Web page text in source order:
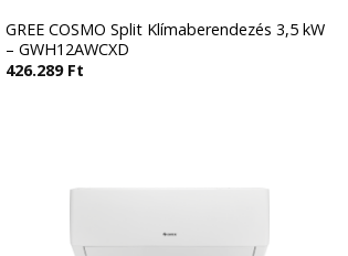
GREE COSMO Split Klímaberendezés 3,5 kW
– GWH12AWCXD
426.289 Ft